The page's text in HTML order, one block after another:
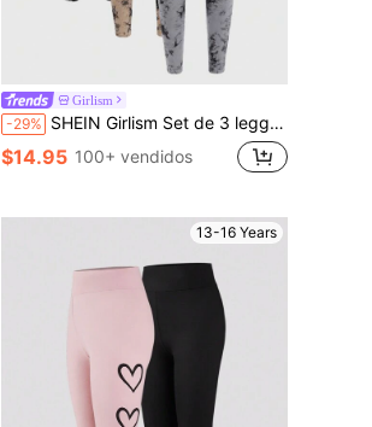
Girlism
-29% SHEIN Girlism Set de 3 leggings de corte con diseño de cintura recortada, con patrón de teñido anudado en marrón, gris y negro, para adolescentes. Básicos versátiles para volver al colegio, lindos, para vacaciones familiares al aire uso diario en otoño e invierno.
$14.95 100+ vendidos
13-16 Years